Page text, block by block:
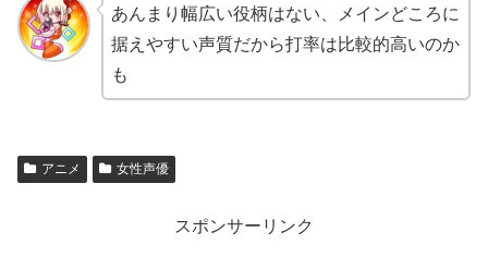
あんまり幅広い役柄はない、メインどころに
据えやすい声質だから打率は比較的高いのか
も
アニメ 女性声優
スポンサーリンク